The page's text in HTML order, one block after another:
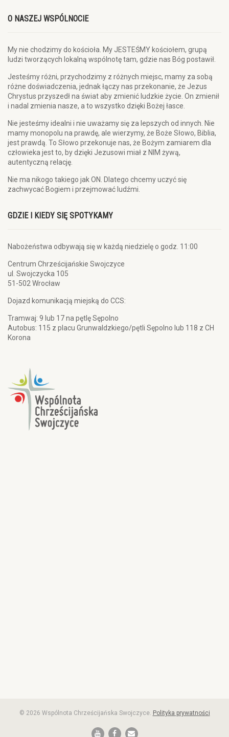
O NASZEJ WSPÓLNOCIE
My nie chodzimy do kościoła. My JESTEŚMY kościołem, grupą
ludzi tworzących lokalną wspólnotę tam, gdzie nas Bóg postawił.
Jesteśmy różni, przychodzimy z różnych miejsc, mamy za sobą
różne doświadczenia, jednak łączy nas przekonanie, że Jezus
Chrystus przyszedł na świat aby zmienić ludzkie życie. On zmienił
i nadal zmienia nasze, a to wszystko dzięki Bożej łasce.
Nie jesteśmy idealni i nie uważamy się za lepszych od innych. Nie
mamy monopolu na prawdę, ale wierzymy, że Boże Słowo, Biblia,
jest prawdą. To Słowo przekonuje nas, że Bożym zamiarem dla
człowieka jest to, by dzięki Jezusowi miał z NIM żywą,
autentyczną relację.
Nie ma nikogo takiego jak ON. Dlatego chcemy uczyć się
zachwycać Bogiem i przejmować ludźmi.
GDZIE I KIEDY SIĘ SPOTYKAMY
Nabożeństwa odbywają się w każdą niedzielę o godz. 11:00
Centrum Chrześcijańskie Swojczyce
ul. Swojczycka 105
51-502 Wrocław
Dojazd komunikacją miejską do CCS:
Tramwaj: 9 lub 17 na pętlę Sępolno
Autobus: 115 z placu Grunwaldzkiego/pętli Sępolno lub 118 z CH
Korona
© 2026 Wspólnota Chrześcijańska Swojczyce. Polityka prywatności